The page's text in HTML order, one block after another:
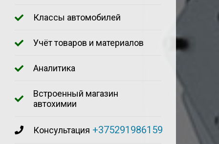
Классы автомобилей
Учёт товаров и материалов
Аналитика
Встроенный магазин
автохимии
Консультация +375291986159